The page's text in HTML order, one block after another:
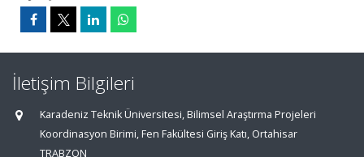
İletişim Bilgileri
Karadeniz Teknik Üniversitesi, Bilimsel Araştırma Projeleri
Koordinasyon Birimi, Fen Fakültesi Giriş Katı, Ortahisar
TRABZON